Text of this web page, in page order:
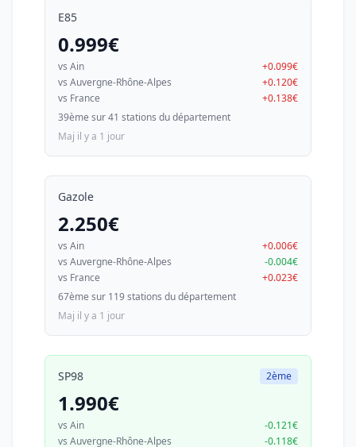
E85
0.999€
vs Ain
+0.099€
vs Auvergne-Rhône-Alpes
+0.120€
vs France
+0.138€
39ème sur 41 stations du département
Maj il y a 1 jour
Gazole
2.250€
vs Ain
+0.006€
vs Auvergne-Rhône-Alpes
-0.004€
vs France
+0.023€
67ème sur 119 stations du département
Maj il y a 1 jour
SP98 2ème
1.990€
vs Ain
-0.121€
vs Auvergne-Rhône-Alpes
-0.118€